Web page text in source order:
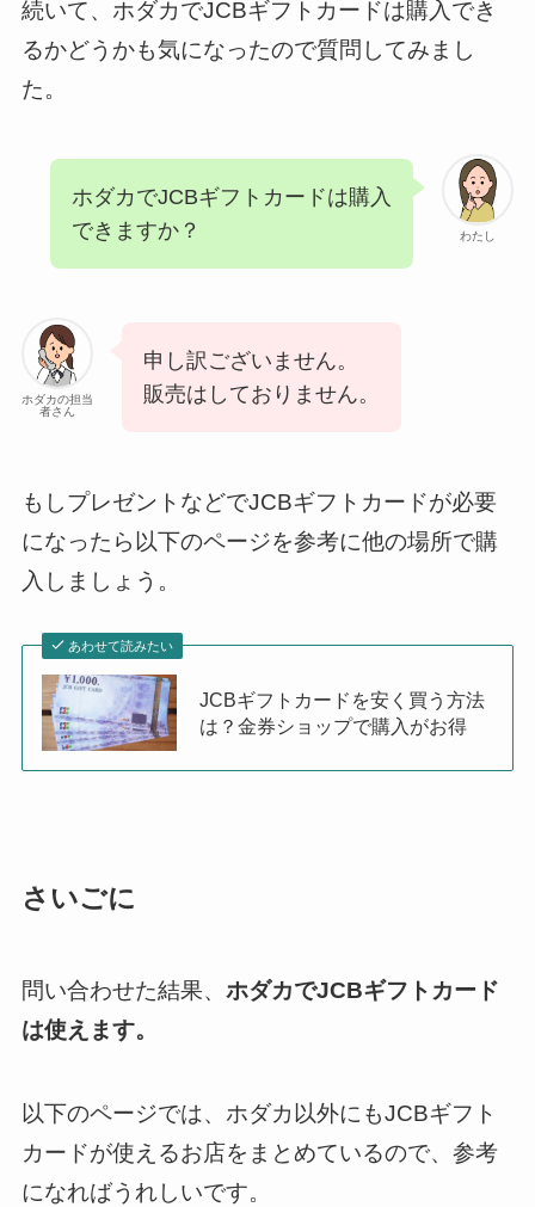
続いて、ホダカでJCBギフトカードは購入でき
るかどうかも気になったので質問してみまし
た。
わたし
ホダカでJCBギフトカードは購入
できますか？
ホダカの担当
者さん
申し訳ございません。
販売はしておりません。
もしプレゼントなどでJCBギフトカードが必要
になったら以下のページを参考に他の場所で購
入しましょう。
あわせて読みたい
JCBギフトカードを安く買う方法
は？金券ショップで購入がお得
さいごに
問い合わせた結果、 ホダカでJCBギフトカード
は使えます。
以下のページでは、ホダカ以外にもJCBギフト
カードが使えるお店をまとめているので、参考
になればうれしいです。